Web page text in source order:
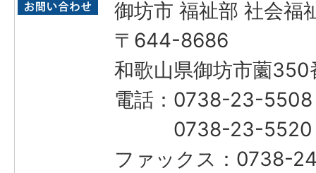
御坊市 福祉部 社会福
〒644-8686
和歌山県御坊市薗350
電話：0738-23-5508
0738-23-5520（
ファックス：0738-